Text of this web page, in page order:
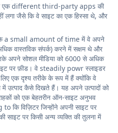
एक different third-party apps की
लगा जैसे कि वे साइट का एक हिस्सा थे, और
के a small amount of time में वे अपने
वास्तविक संपर्क) करने में सक्षम थे और
अपने सोशल मीडिया को 6000 से अधिक
पर फ़ीड। वे steadily powr स्लाइडर
एक दृश्य तरीके के रूप में हैं क्योंकि वे
उत्पाद कैसे दिखते हैं। यह अपने उत्पादों को
को एक बेहतरीन ऑन-साइट अनुभव
कि विज़िटर जिन्होंने अपनी साइट पर
साइट पर किसी अन्य व्यक्ति की तुलना में